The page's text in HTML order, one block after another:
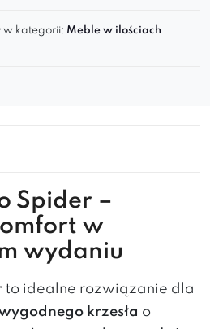
w kategorii: Meble w ilościach
Spider –
w
wydaniu
to idealne rozwiązanie dla
krzesła o